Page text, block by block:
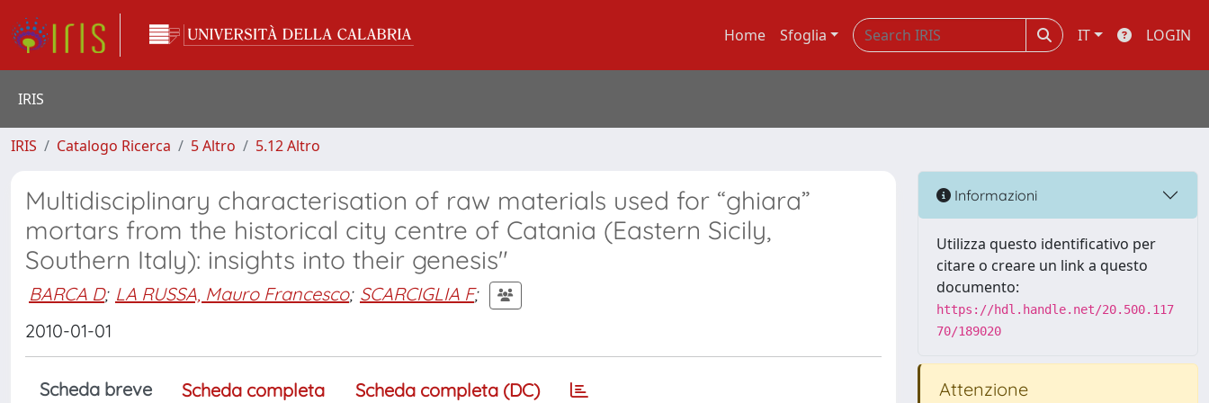
Home Sfoglia IT LOGIN
IRIS
IRIS Catalogo Ricerca 5 Altro 5.12 Altro
Multidisciplinary characterisation of raw materials used for “ghiara”
mortars from the historical city centre of Catania (Eastern Sicily,
Southern Italy): insights into their genesis"
BARCA D; LA RUSSA, Mauro Francesco; SCARCIGLIA F;
2010-01-01
Scheda breve Scheda completa Scheda completa (DC)
Informazioni
Utilizza questo identificativo per
citare o creare un link a questo
documento:
https://hdl.handle.net/20.500.117
70/189020
Attenzione